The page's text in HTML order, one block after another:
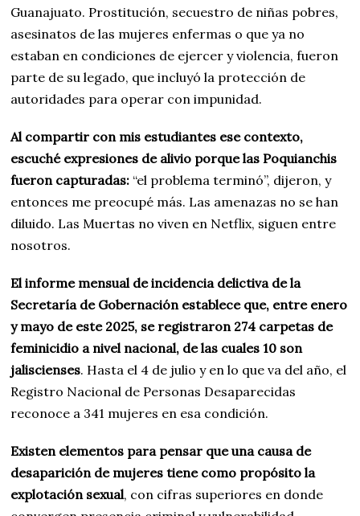
Guanajuato. Prostitución, secuestro de niñas pobres,
asesinatos de las mujeres enfermas o que ya no
estaban en condiciones de ejercer y violencia, fueron
parte de su legado, que incluyó la protección de
autoridades para operar con impunidad.
Al compartir con mis estudiantes ese contexto,
escuché expresiones de alivio porque las Poquianchis
fueron capturadas: “el problema terminó”, dijeron, y
entonces me preocupé más. Las amenazas no se han
diluido. Las Muertas no viven en Netflix, siguen entre
nosotros.
El informe mensual de incidencia delictiva de la
Secretaría de Gobernación establece que, entre enero
y mayo de este 2025, se registraron 274 carpetas de
feminicidio a nivel nacional, de las cuales 10 son
jaliscienses. Hasta el 4 de julio y en lo que va del año, el
Registro Nacional de Personas Desaparecidas
reconoce a 341 mujeres en esa condición.
Existen elementos para pensar que una causa de
desaparición de mujeres tiene como propósito la
explotación sexual, con cifras superiores en donde